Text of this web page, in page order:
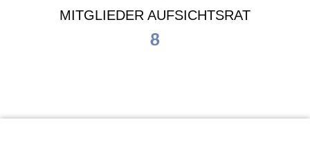
MITGLIEDER AUFSICHTSRAT
8